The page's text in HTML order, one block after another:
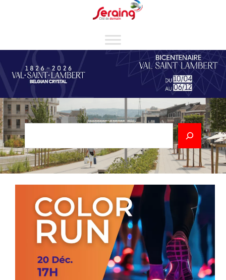
Rechercher
Cookies management panel